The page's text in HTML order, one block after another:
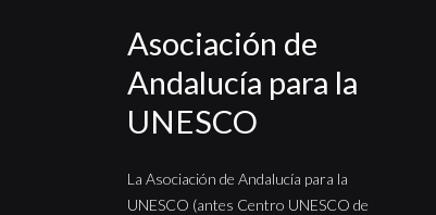
Asociación de
Andalucía para la
UNESCO
La Asociación de Andalucía para la
UNESCO (antes Centro UNESCO de